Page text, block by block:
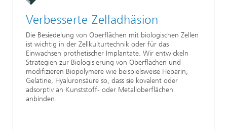
Verbesserte Zelladhäsion
Die Besiedelung von Oberflächen mit biologischen Zellen
ist wichtig in der Zellkulturtechnik oder für das
Einwachsen prothetischer Implantate. Wir entwickeln
Strategien zur Biologisierung von Oberflächen und
modifizieren Biopolymere wie beispielsweise Heparin,
Gelatine, Hyaluronsäure so, dass sie kovalent oder
adsorptiv an Kunststoff- oder Metalloberflächen
anbinden.